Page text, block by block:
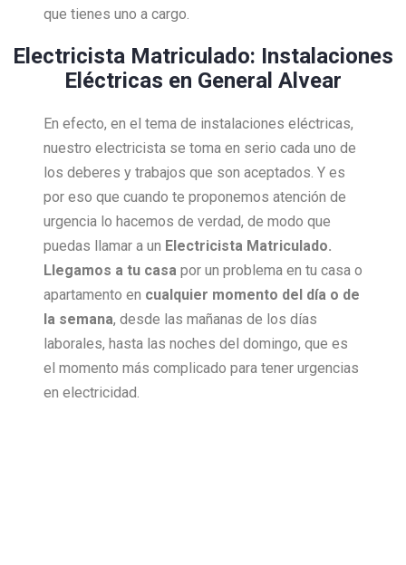
que tienes uno a cargo.
Electricista Matriculado: Instalaciones
Eléctricas en General Alvear
En efecto, en el tema de instalaciones eléctricas,
nuestro electricista se toma en serio cada uno de
los deberes y trabajos que son aceptados. Y es
por eso que cuando te proponemos atención de
urgencia lo hacemos de verdad, de modo que
puedas llamar a un Electricista Matriculado.
Llegamos a tu casa por un problema en tu casa o
apartamento en cualquier momento del día o de
la semana, desde las mañanas de los días
laborales, hasta las noches del domingo, que es
el momento más complicado para tener urgencias
en electricidad.